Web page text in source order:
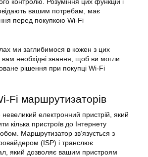
контролю. Розуміння цих функцій і
вашим потребам, має
перед покупкою Wi-Fi
ми заглибимося в кожен з цих
вам необхідні знання, щоб ви могли
рішення при покупці Wi-Fi
Fi маршрутизаторів
електронний пристрій, який
кілька пристроїв до Інтернету
Маршрутизатор зв’язується з
(ISP) і транслює
який дозволяє вашим пристроям